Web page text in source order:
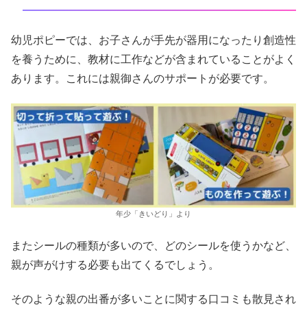
幼児ポピーでは、お子さんが手先が器用になったり創造性
を養うために、教材に工作などが含まれていることがよく
あります。これには親御さんのサポートが必要です。
年少「きいどり」より
またシールの種類が多いので、どのシールを使うかなど、
親が声がけする必要も出てくるでしょう。
そのような親の出番が多いことに関する口コミも散見され